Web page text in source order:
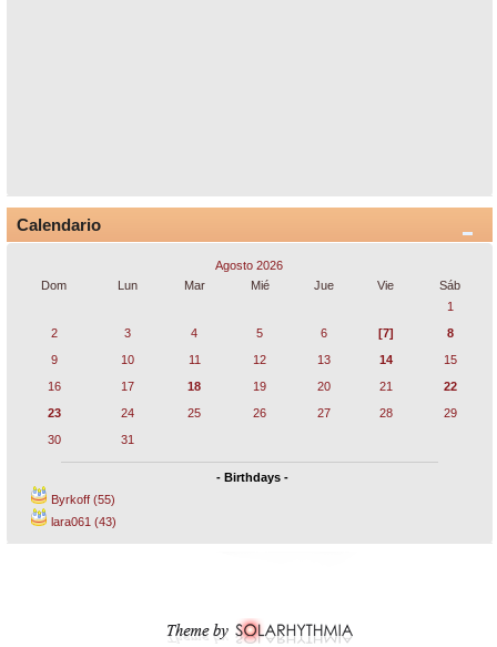
Calendario
Agosto 2026
Dom
Lun Mar Mié Jue Vie
Sáb
1
2
3 4 5 6 [7]
8
9
10 11 12 13 14
15
16
17 18 19 20 21
22
23
24 25 26 27 28
29
30
31
- Birthdays -
Byrkoff (55)
lara061 (43)